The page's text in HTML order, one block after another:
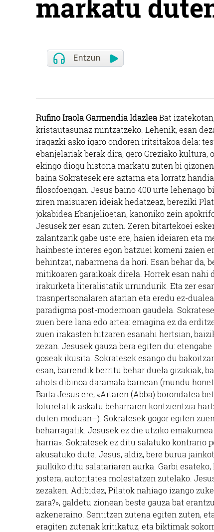
markatu
Rufino Iraola Garmendia IdazleaBat
kristautasunaz mintzatzeko. Lehenik, esan
iragazki asko igaro ondoren iritsitakoa dela:
ebanjelariak berak dira, gero Greziako
ekingo diogu historia markatu zuten bi
baina Sokratesek ere aztarna eta lorratz
filosofoengan. Jesus baino 400 urte lehenago
ziren maisuaren ideiak hedatzeaz, bereziki
jokabidea Ebanjelioetan, kanoniko zein
Jesusek zer esan zuten. Zeren bitartekoei
zalantzarik gabe uste ere, haien ideiaren eta
hainbeste interes egon batzuei komeni zaien
behintzat, nabarmena da hori. Esan behar da,
mitikoaren garaikoak direla. Horrek esan nahi
irakurketa literalistatik urrundurik. Eta zer
trasnpertsonalaren atarian eta eredu ez-
paradigma post-modernoan gaudela.
zuen bere lana edo artea: emagina ez da
zuen irakasten hitzaren esanahi hertsian,
zezan. Jesusek gauza bera egiten du:
goseak ikusita. Sokratesek esango du
esan, barrendik berritu behar duela gizakiak,
ahots dibinoa daramala barnean (mundu
Baita Jesus ere, «Aitaren (Abba) borondatea
loturetatik askatu beharraren kontzientzia
duten moduan–). Sokratesek gogor egiten
beharragatik. Jesusek ez die utziko
harria». Sokratesek ez ditu salatuko kontrario
akusatuko dute. Jesus, aldiz, bere burua
jaulkiko ditu salatariaren aurka. Garbi
jostera, autoritatea molestatzen zutelako.
zezaken. Adibidez, Pilatok nahiago izango
zara?», galdetu zionean beste gauza bat
azkeneraino. Sentitzen zutena egiten zuten,
eragiten zutenak kritikatuz, eta biktimak